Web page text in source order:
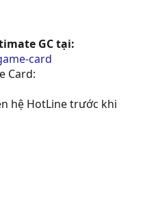
GC tại:
card
Card:
hệ HotLine trước khi